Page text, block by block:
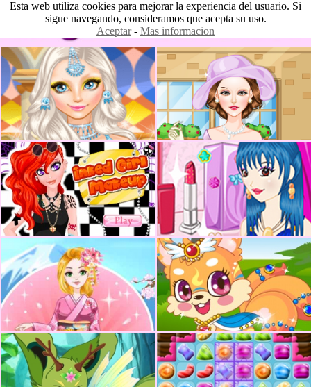
Esta web utiliza cookies para mejorar la experiencia del usuario. Si
sigue navegando, consideramos que acepta su uso.
Aceptar- Mas informacion